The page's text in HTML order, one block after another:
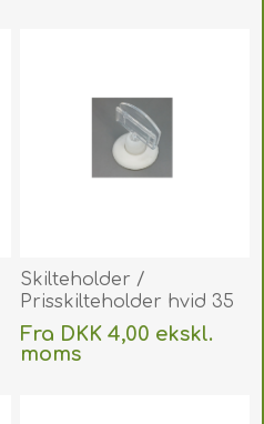
Skilteholder /
Prisskilteholder hvid 35
mm med fod. 60270152
Fra DKK 4,00 ekskl.
moms